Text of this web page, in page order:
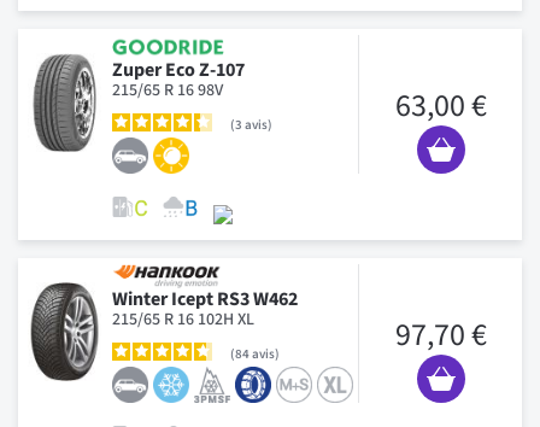
Zuper Eco Z-107
215/65 R 16 98V
3 avis 63,00 €
Winter Icept RS3 W462
215/65 R 16 102H XL
84avis 97,70 €